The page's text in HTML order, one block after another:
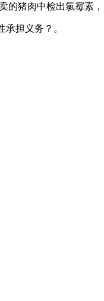
肉中检出氯霉素，
担义务？。